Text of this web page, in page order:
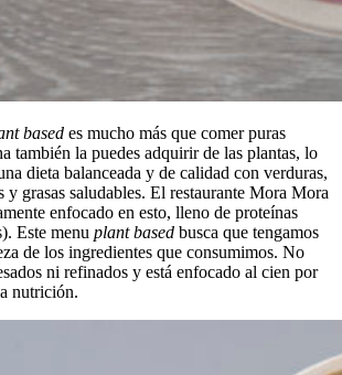
based es mucho más que comer puras
también la puedes adquirir de las plantas, lo
dieta balanceada y de calidad con verduras,
y grasas saludables. El restaurante Mora Mora
enfocado en esto, lleno de proteínas
Este menu plant based busca que tengamos
de los ingredientes que consumimos. No
ni refinados y está enfocado al cien por
nutrición.